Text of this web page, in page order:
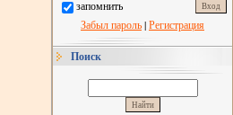
запомнить
Забыл пароль|Регистрация
Поиск